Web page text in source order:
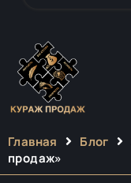
Главная Блог
продаж»